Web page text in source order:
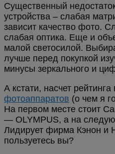
Существенный
устройства – слабая
зависит качество фото.
слабая оптика. Еще и
малой светосилой.
лучше перед покупкой
минусы зеркального и
А кстати, насчет
фотоаппаратов (о чем я
На первом месте стоит
— OLYMPUS, а на
Лидирует фирма Кэнон и
пользуетесь вы?